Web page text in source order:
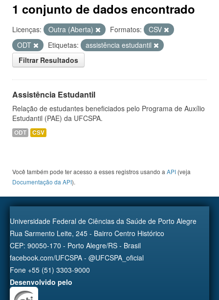
1 conjunto de dados encontrado
Licenças: Outra (Aberta) Formatos:
CSV
ODT
Etiquetas:
assistência estudantil
Filtrar Resultados
Assistência Estudantil
Relação de estudantes beneficiados pelo Programa de Auxílio
Estudantil (PAE) da UFCSPA.
ODT CSV
Você também pode ter acesso a esses registros usando a API (veja
Documentação da API).
Universidade Federal de Ciências da Saúde de Porto Alegre
Rua Sarmento Leite, 245 - Bairro Centro Histórico
CEP: 90050-170 - Porto Alegre/RS - Brasil
facebook.com/UFCSPA - @UFCSPA_oficial
Fone +55 (51) 3303-9000
Desenvolvido pelo